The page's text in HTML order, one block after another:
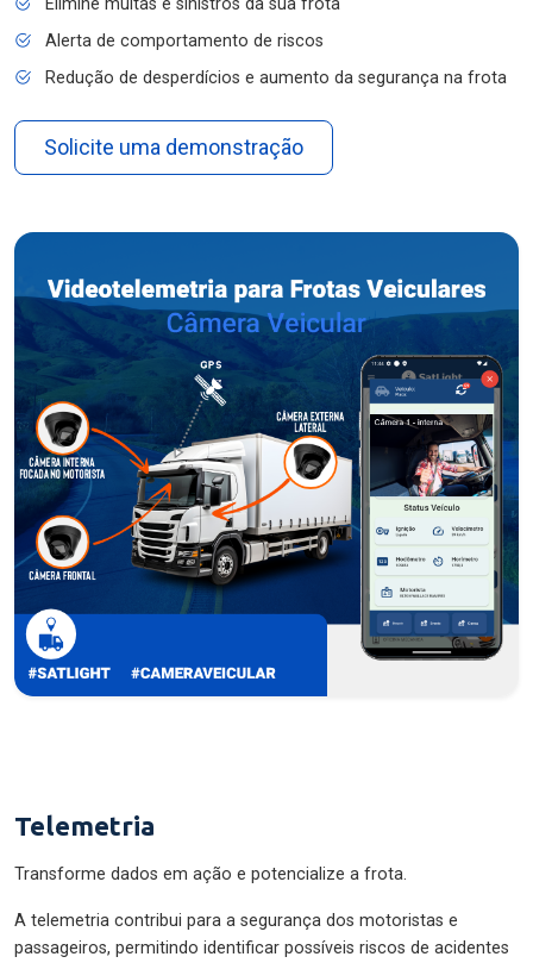
Elimine multas e sinistros da sua frota
Alerta de comportamento de riscos
Redução de desperdícios e aumento da segurança na frota
Solicite uma demonstração
Telemetria
Transforme dados em ação e potencialize a frota.
A telemetria contribui para a segurança dos motoristas e
passageiros, permitindo identificar possíveis riscos de acidentes